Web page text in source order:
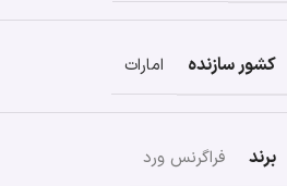
کشور سازنده امارات
برند فراگرنس ورد